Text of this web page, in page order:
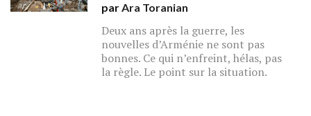
parAra Toranian
Deux ans après la guerre, les
nouvelles d’Arménie ne sont pas
bonnes. Ce qui n’enfreint, hélas, pas
la règle. Le point sur la situation.